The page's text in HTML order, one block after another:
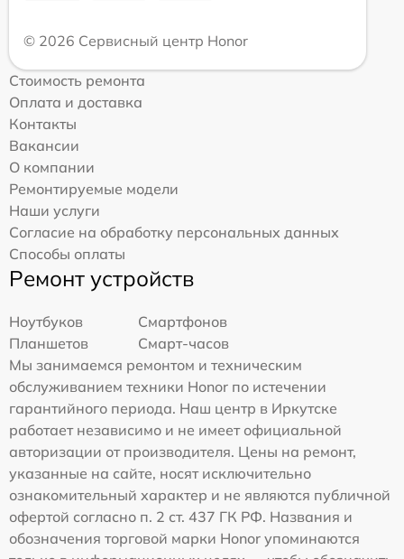
© 2026 Сервисный центр Honor
Стоимость ремонта
Оплата и доставка
Контакты
Вакансии
О компании
Ремонтируемые модели
Наши услуги
Согласие на обработку персональных данных
Способы оплаты
Ремонт устройств
Ноутбуков
Смартфонов
Планшетов
Смарт-часов
Мы занимаемся ремонтом и техническим
обслуживанием техники Honor по истечении
гарантийного периода. Наш центр в Иркутске
работает независимо и не имеет официальной
авторизации от производителя. Цены на ремонт,
указанные на сайте, носят исключительно
ознакомительный характер и не являются публичной
офертой согласно п. 2 ст. 437 ГК РФ. Названия и
обозначения торговой марки Honor упоминаются